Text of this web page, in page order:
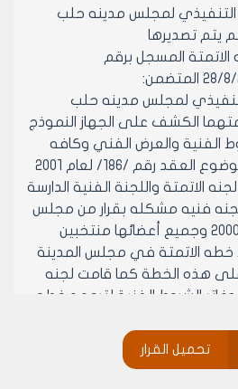
لمجلس مدينه حلب
المسجل برقم
لمجلس مدينه حلب
الكشف على الجهاز النموذج
الفنية والعرض الفني وكافه
وثائق الاضبارة العقدية موضوع العقد رقم /186/ لعام 2001
الاتمتة واللجنة الفنية الدارسة
لجنه فنيه مشكله بقرار من مجلس
المدينة برقم /69/ لعام 2000 وجميع أعضائها منتخبين
خطه الاتمتة في مجلس المدينة
هذه الخطة كما قامت لجنه
دفاتر الشروط الفنية لترجمه خطه
من خلال المجلس وان اي تغيير
لما اقره مجلس المدينة
تحميل القرار